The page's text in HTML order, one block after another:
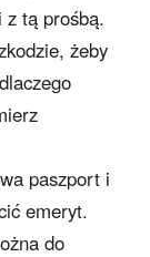
z tą prośbą.
żeby
paszport i
emeryt.
do